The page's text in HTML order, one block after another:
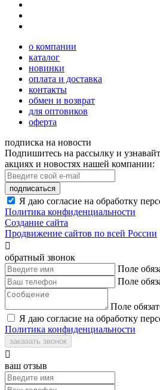
о компании
каталог
новинки
оплата и доставка
контакты
обмен и возврат
для оптовиков
оферта
подписка на новости
Подпишитесь на рассылку и
акциях и новостях нашей компании:
подписаться
Я даю согласие на обработку
Политика конфиденциальности
Создание сайта
Продвижение сайтов по всей России

обратный звонок
Поле
Поле
Поле
Я даю согласие на обработку
Политика конфиденциальности
заказать звонок

ваш отзыв